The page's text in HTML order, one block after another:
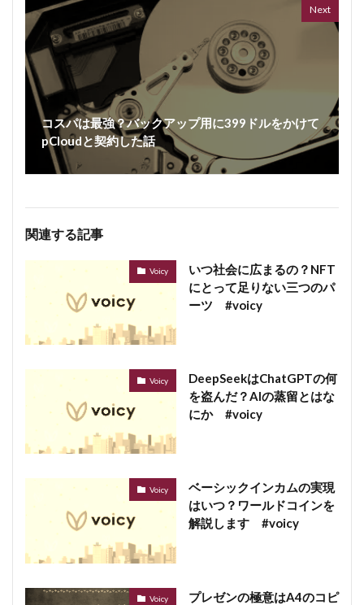
Next
コスパは最強？バックアップ用に399ドルをかけて
pCloudと契約した話
関連する記事
Voicy
いつ社会に広まるの？NFT
にとって足りない三つのパ
ーツ #voicy
Voicy
DeepSeekはChatGPTの何
を盗んだ？AIの蒸留とはな
にか #voicy
Voicy
ベーシックインカムの実現
はいつ？ワールドコインを
解説します #voicy
Voicy
プレゼンの極意はA4のコピ